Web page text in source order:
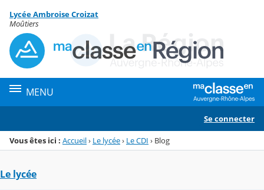
Menu de la rubrique
Contenu
Lycée Ambroise Croizat
Moûtiers
MENU
Se connecter
Vous êtes ici : Accueil› Le lycée› Le CDI › Blog
Le lycée